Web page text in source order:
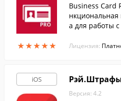
★★★★★
★★★★★
Business Card
а для работы
Лицензия:
iOS
Версия: 4.2